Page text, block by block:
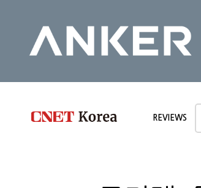
REVIEWS